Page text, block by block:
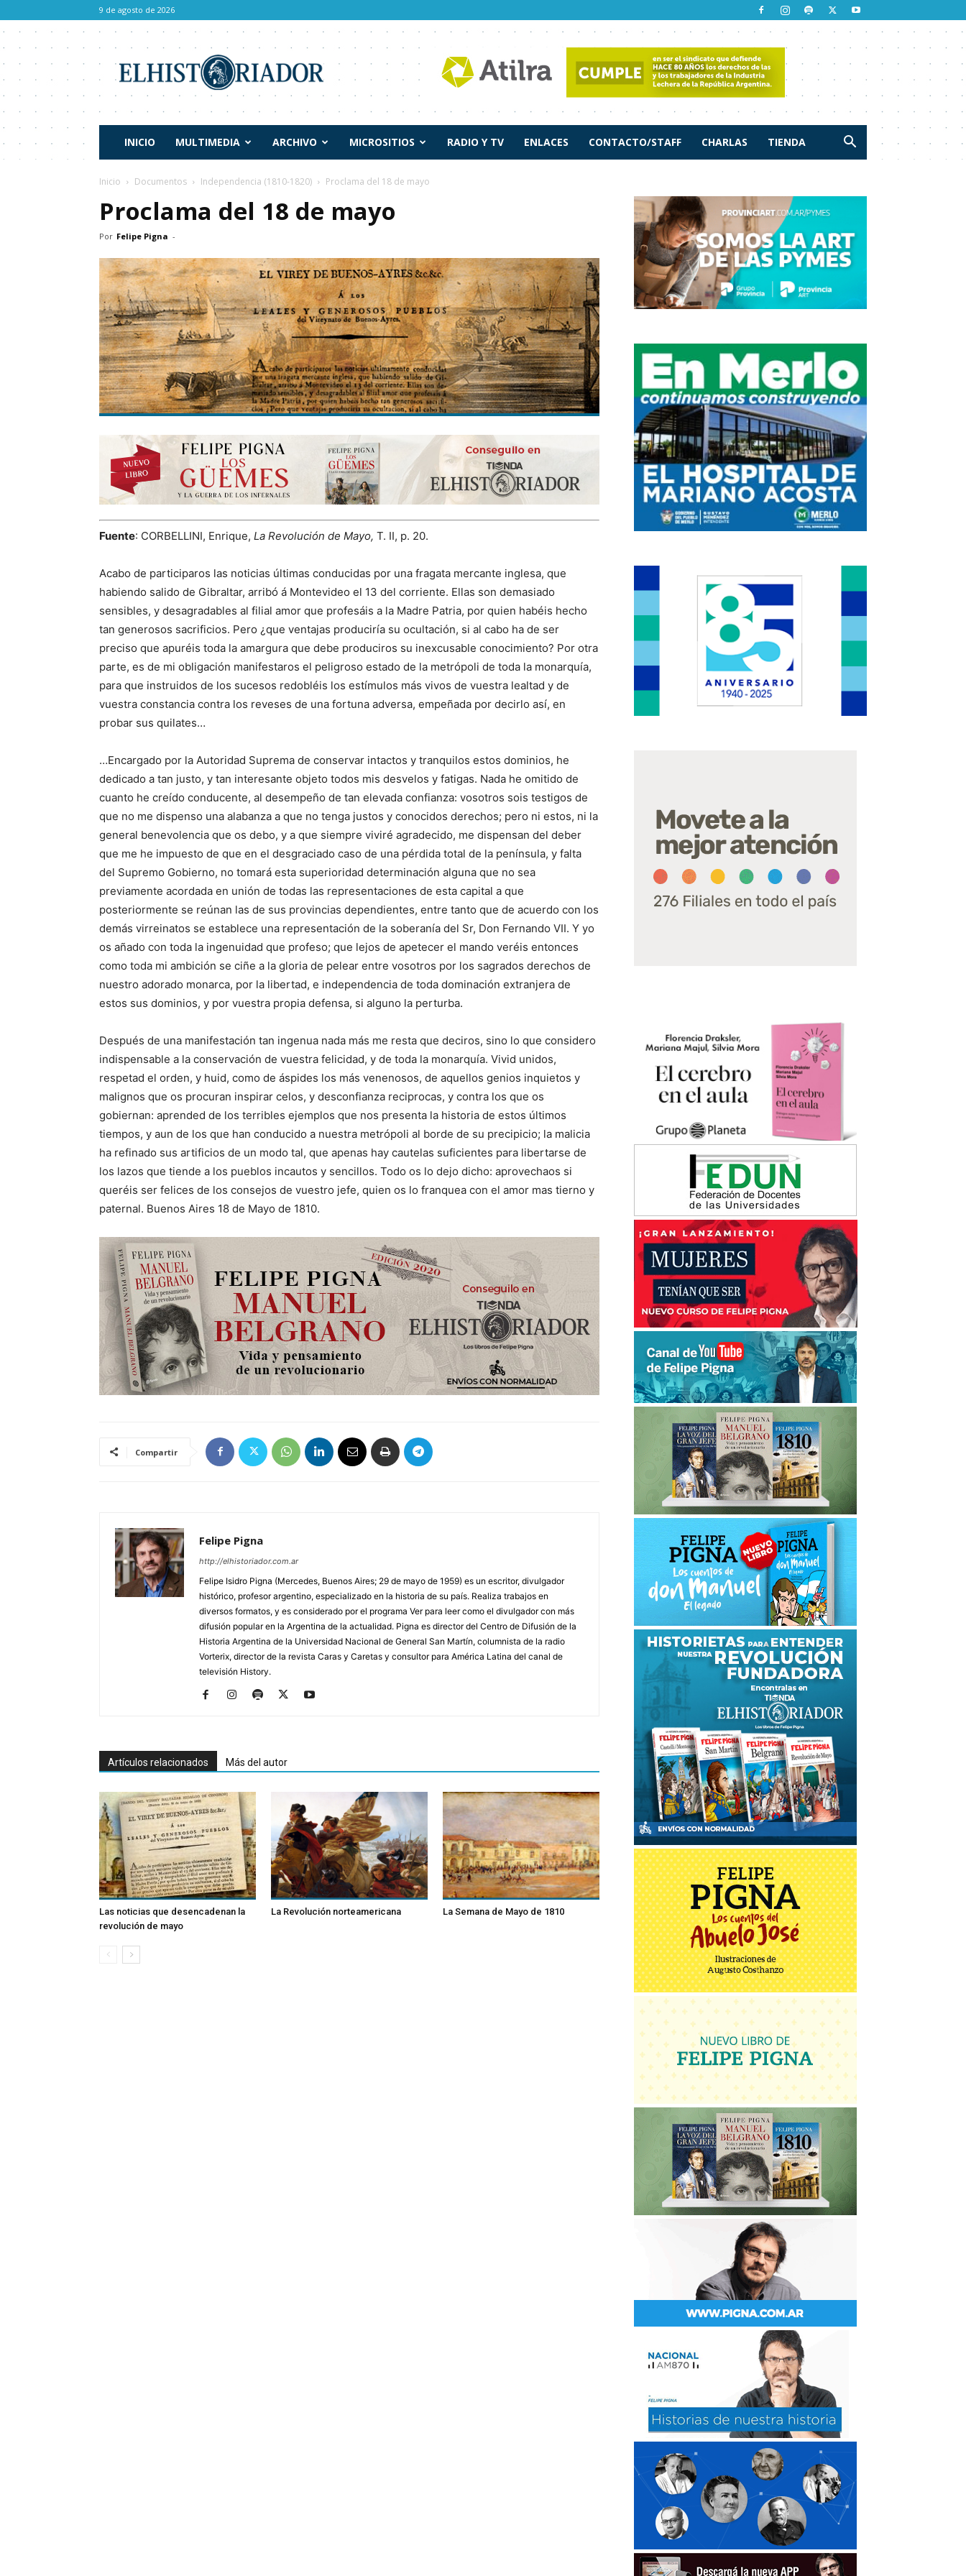
9 de agosto de 2026
Historiador
INICIO MULTIMEDIA ARCHIVO MICROSITIOS RADIO Y TV ENLACES CONTACTO/STAFF CHARLAS TIENDA
Inicio Documentos Independencia (1810-1820) Proclama del 18 de mayo
Proclama del 18 de mayo
Por Felipe Pigna -
Fuente: CORBELLINI, Enrique, La Revolución de Mayo, T. II, p. 20.
Acabo de participaros las noticias últimas conducidas por una fragata mercante inglesa, que
habiendo salido de Gibraltar, arribó á Montevideo el 13 del corriente. Ellas son demasiado
sensibles, y desagradables al filial amor que profesáis a la Madre Patria, por quien habéis hecho
tan generosos sacrificios. Pero ¿que ventajas produciría su ocultación, si al cabo ha de ser
preciso que apuréis toda la amargura que debe produciros su inexcusable conocimiento? Por otra
parte, es de mi obligación manifestaros el peligroso estado de la metrópoli de toda la monarquía,
para que instruidos de los sucesos redobléis los estímulos más vivos de vuestra lealtad y de
vuestra constancia contra los reveses de una fortuna adversa, empeñada por decirlo así, en
probar sus quilates…
…Encargado por la Autoridad Suprema de conservar intactos y tranquilos estos dominios, he
dedicado a tan justo, y tan interesante objeto todos mis desvelos y fatigas. Nada he omitido de
cuanto he creído conducente, al desempeño de tan elevada confianza: vosotros sois testigos de
que no me dispenso una alabanza a que no tenga justos y conocidos derechos; pero ni estos, ni la
general benevolencia que os debo, y a que siempre viviré agradecido, me dispensan del deber
que me he impuesto de que en el desgraciado caso de una pérdida total de la península, y falta
del Supremo Gobierno, no tomará esta superioridad determinación alguna que no sea
previamente acordada en unión de todas las representaciones de esta capital a que
posteriormente se reúnan las de sus provincias dependientes, entre tanto que de acuerdo con los
demás virreinatos se establece una representación de la soberanía del Sr, Don Fernando VII. Y yo
os añado con toda la ingenuidad que profeso; que lejos de apetecer el mando veréis entonces
como toda mi ambición se ciñe a la gloria de pelear entre vosotros por los sagrados derechos de
nuestro adorado monarca, por la libertad, e independencia de toda dominación extranjera de
estos sus dominios, y por vuestra propia defensa, si alguno la perturba.
Después de una manifestación tan ingenua nada más me resta que deciros, sino lo que considero
indispensable a la conservación de vuestra felicidad, y de toda la monarquía. Vivid unidos,
respetad el orden, y huid, como de áspides los más venenosos, de aquellos genios inquietos y
malignos que os procuran inspirar celos, y desconfianza reciprocas, y contra los que os
gobiernan: aprended de los terribles ejemplos que nos presenta la historia de estos últimos
tiempos, y aun de los que han conducido a nuestra metrópoli al borde de su precipicio; la malicia
ha refinado sus artificios de un modo tal, que apenas hay cautelas suficientes para libertarse de
los lazos que tiende a los pueblos incautos y sencillos. Todo os lo dejo dicho: aprovechaos si
queréis ser felices de los consejos de vuestro jefe, quien os lo franquea con el amor mas tierno y
paternal. Buenos Aires 18 de Mayo de 1810.
Compartir
Felipe Pigna
http://elhistoriador.com.ar
Felipe Isidro Pigna (Mercedes, Buenos Aires; 29 de mayo de 1959) es un escritor, divulgador
histórico, profesor argentino, especializado en la historia de su país. Realiza trabajos en
diversos formatos, y es considerado por el programa Ver para leer como el divulgador con más
difusión popular en la Argentina de la actualidad. Pigna es director del Centro de Difusión de la
Historia Argentina de la Universidad Nacional de General San Martín, columnista de la radio
Vorterix, director de la revista Caras y Caretas y consultor para América Latina del canal de
televisión History.
Artículos relacionados Más del autor
Las noticias que desencadenan la
revolución de mayo
La Revolución norteamericana La Semana de Mayo de 1810